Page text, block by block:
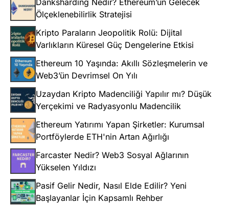
Danksharding Nedir? Ethereum’un Gelecek
Ölçeklenebilirlik Stratejisi
Kripto Paraların Jeopolitik Rolü: Dijital
Varlıkların Küresel Güç Dengelerine Etkisi
Ethereum 10 Yaşında: Akıllı Sözleşmelerin ve
Web3’ün Devrimsel On Yılı
Uzaydan Kripto Madenciliği Yapılır mı? Düşük
Yerçekimi ve Radyasyonlu Madencilik
Ethereum Yatırımı Yapan Şirketler: Kurumsal
Portföylerde ETH'nin Artan Ağırlığı
Farcaster Nedir? Web3 Sosyal Ağlarının
Yükselen Yıldızı
Pasif Gelir Nedir, Nasıl Elde Edilir? Yeni
Başlayanlar İçin Kapsamlı Rehber